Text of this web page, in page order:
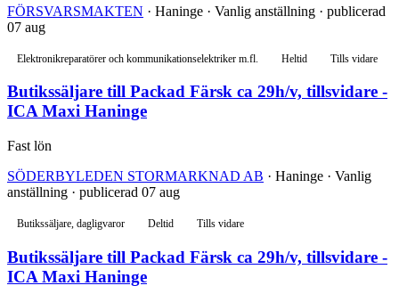
FÖRSVARSMAKTEN · Haninge · Vanlig anställning · publicerad
07 aug
Elektronikreparatörer och kommunikationselektriker m.fl. Heltid Tills vidare
Butikssäljare till Packad Färsk ca 29h/v, tillsvidare -
ICA Maxi Haninge
Fast lön
SÖDERBYLEDEN STORMARKNAD AB · Haninge · Vanlig
anställning · publicerad 07 aug
Butikssäljare, dagligvaror Deltid Tills vidare
Butikssäljare till Packad Färsk ca 29h/v, tillsvidare -
ICA Maxi Haninge